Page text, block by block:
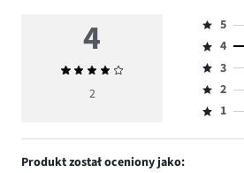
4
Średnia
ocena
2
Ocena
5,
ilość
głosów
0.
5
Ocena
4,
ilość
głosów
4
Ocena
3,
ilość
3
Ocena
2,
2
Ocena
1,
1
Produkt został oceniony jako: